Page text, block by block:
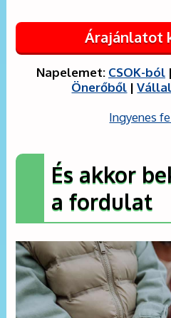
Árajánlatot
Napelemet: CSOK-ból|
Önerőből |
Ingyenes
És akkor
a fordulat